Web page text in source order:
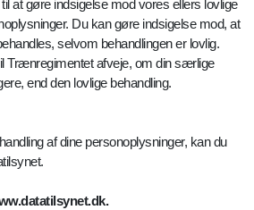
at gøre indsigelse mod vores ellers lovlige
Du kan gøre indsigelse mod, at
selvom behandlingen er lovlig.
Trænregimentet afveje, om din særlige
end den lovlige behandling.
af dine personoplysninger, kan du